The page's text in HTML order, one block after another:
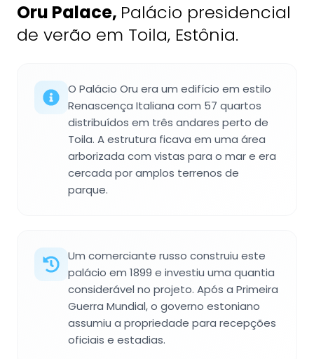
Oru Palace, Palácio presidencial
de verão em Toila, Estônia.
O Palácio Oru era um edifício em estilo
Renascença Italiana com 57 quartos
distribuídos em três andares perto de
Toila. A estrutura ficava em uma área
arborizada com vistas para o mar e era
cercada por amplos terrenos de
parque.
Um comerciante russo construiu este
palácio em 1899 e investiu uma quantia
considerável no projeto. Após a Primeira
Guerra Mundial, o governo estoniano
assumiu a propriedade para recepções
oficiais e estadias.